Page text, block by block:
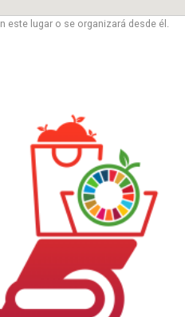
este lugar o se organizará desde él.